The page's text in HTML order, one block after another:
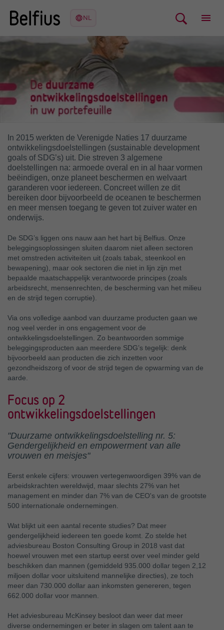
In 2015 werkten de Verenigde Naties 17 duurzame
ontwikkelingsdoelstellingen (sustainable development
goals of SDG’s) uit. Die streven 3 algemene
doelstellingen na: armoede overal en in al haar vormen
beëindigen, onze planeet beschermen en welvaart
garanderen voor iedereen. Concreet willen ze dit
bereiken door bijvoorbeeld de oceanen te beschermen
en meer mensen toegang te geven tot zuiver water en
onderwijs.
De SDG’s liggen ons nauw aan het hart bij Belfius. Onze
beleggingsoplossingen sluiten daarom niet alleen sectoren
met omstreden activiteiten uit (zoals tabak, steenkool en
bewapening), maar ook sectoren die niet in lijn zijn met
bepaalde maatschappelijk verantwoorde principes (zoals
arbeidsrecht, mensenrechten, de bescherming van het milieu
en de strijd tegen corruptie).
Via ons volledige aanbod van duurzame producten gaan we
nog veel verder in ons engagement voor de
ontwikkelingsdoelstellingen. Zo beantwoorden sommige
beleggingsproducten aan meerdere SDG’s tegelijk: denk
bijvoorbeeld aan producten die zich inzetten voor
gezondheidszorg of voor de strijd tegen de opwarming van de
aarde.
Focus op 2
ontwikkelingsdoelstellingen
"Duurzame ontwikkelingsdoelstelling nr. 5:
Gendergelijkheid en empowerment van alle
vrouwen en meisjes"
Eerst enkele cijfers: vrouwen vertegenwoordigen 39% van de
arbeidskrachten wereldwijd, maar slechts 27% van het
management en minder dan 7% van de CEO's van de grootste
500 internationale ondernemingen.
Wat blijkt uit een aantal recente studies? Dat meer
gendergelijkheid iedereen ten goede komt. Zo stelde het
adviesbureau Boston Consulting Group in 2018 vast dat
hoewel vrouwen met een startup eerst over veel minder geld
beschikken dan mannen (gemiddeld 935.000 dollar tegen 2,12
miljoen dollar voor uitsluitend mannelijke directies), ze toch
meer dan 730.000 dollar aan inkomsten genereren, tegen
662.000 dollar voor mannen.
Het adviesbureau McKinsey besloot dan weer dat meer
diverse ondernemingen er beter in slagen om talent aan te